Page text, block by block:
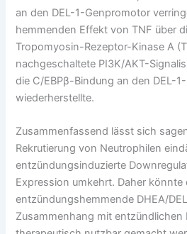
an den DEL-1-Genpromotor
hemmenden Effekt von TNF über
Tropomyosin-Rezeptor-Kinase A
nachgeschaltete PI3K/AKT-
die C/EBPβ-Bindung an den DEL-
wiederherstellte.
Zusammenfassend lässt sich
Rekrutierung von Neutrophilen
entzündungsinduzierte
Expression umkehrt. Daher könnte
entzündungshemmende DHEA/
Zusammenhang mit entzündlichen